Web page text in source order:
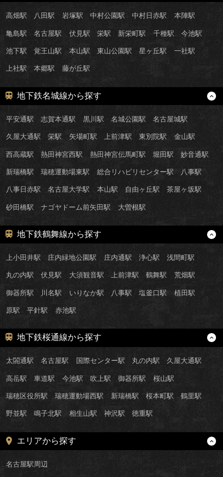
高畑駅 八田駅 岩塚駅 中村公園駅 中村日赤駅 本陣駅
亀島駅 名古屋駅 伏見駅 栄駅 新栄町駅 千種駅 今池駅
池下駅 覚王山駅 本山駅 東山公園駅 星ヶ丘駅 一社駅
上社駅 本郷駅 藤が丘駅
地下鉄名城線から探す
平安通駅 志賀本通駅 黒川駅 名城公園駅 名古屋城駅
久屋大通駅 栄駅 矢場町駅 上前津駅 東別院駅 金山駅
西高蔵駅 熱田神宮西駅 熱田神宮伝馬町駅 堀田駅 妙音通駅
新瑞橋駅 瑞穂運動場東駅 総合リハビリセンター駅 八事駅
八事日赤駅 名古屋大学駅 本山駅 自由ヶ丘駅 茶屋ヶ坂駅
砂田橋駅 ナゴヤドーム前矢田駅 大曽根駅
地下鉄鶴舞線から探す
上小田井駅 庄内緑地公園駅 庄内通駅 浄心駅 浅間町駅
丸の内駅 伏見駅 大須観音駅 上前津駅 鶴舞駅 荒畑駅
御器所駅 川名駅 いりなか駅 八事駅 塩釜口駅 植田駅
原駅 平針駅 赤池駅
地下鉄桜通線から探す
太閤通駅 名古屋駅 国際センター駅 丸の内駅 久屋大通駅
高岳駅 車道駅 今池駅 吹上駅 御器所駅 桜山駅
瑞穂区役所駅 瑞穂運動場西駅 新瑞橋駅 桜本町駅 鶴里駅
野並駅 鳴子北駅 相生山駅 神沢駅 徳重駅
エリアから探す
名古屋駅周辺